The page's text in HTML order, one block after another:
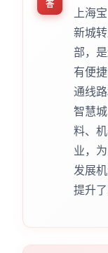
答
上海
新城
部，
有便
通线
智慧
料、
业，
发展
提升